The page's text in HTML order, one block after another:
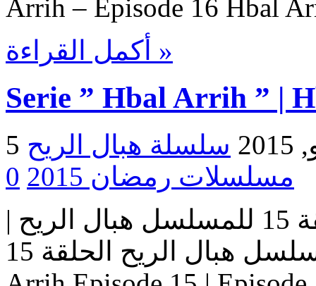
Arrih – Episode 16 Hbal
أكمل القراءة »
Serie ” Hbal Arrih ” |
مسلسلات رمضان 2015
0
مسلسل هبال الريح | الحلقة 15 للمسلسل هبال الريح |
المسلسل هبال الريح الحلقة 15 Serie Hbal Arrih | Serie Hbal